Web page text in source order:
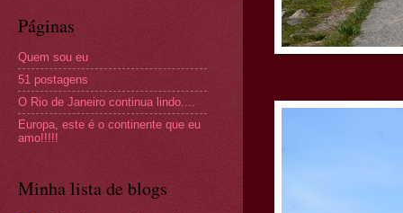
Páginas
Quem sou eu
51 postagens
O Rio de Janeiro continua lindo....
Europa, este é o continente que eu
amo!!!!!
Minha lista de blogs